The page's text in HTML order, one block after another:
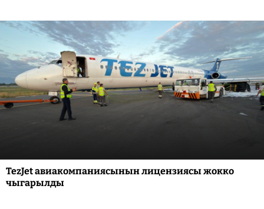
TezJet авиакомпаниясынын лицензиясы жокко
чыгарылды